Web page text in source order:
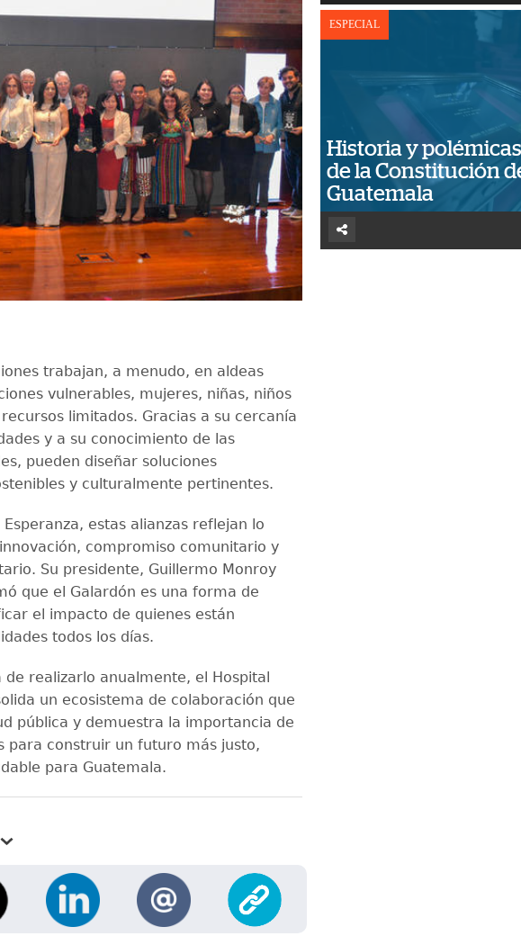
trabajan, a menudo, en aldeas
vulnerables, mujeres, niñas, niños
limitados. Gracias a su cercanía
y a su conocimiento de las
pueden diseñar soluciones
y culturalmente pertinentes.
Esperanza, estas alianzas reflejan lo
compromiso comunitario y
Su presidente, Guillermo Monroy
que el Galardón es una forma de
el impacto de quienes están
todos los días.
de realizarlo anualmente, el Hospital
un ecosistema de colaboración que
pública y demuestra la importancia de
para construir un futuro más justo,
para Guatemala.
ESPECIAL
Historia y
de la Constitución
Guatemala